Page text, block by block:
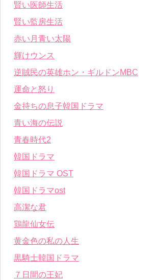
賢い医師生活
賢い監房生活
赤い月青い太陽
輝けウンス
逆賊民の英雄ホン・ギルドンMBC
運命と怒り
金持ちの息子韓国ドラマ
青い海の伝説
青春時代2
韓国ドラマ
韓国ドラマ OST
韓国ドラマost
高潔な君
鶏龍仙女伝
黄金色の私の人生
黒騎士韓国ドラマ
７日間の王妃